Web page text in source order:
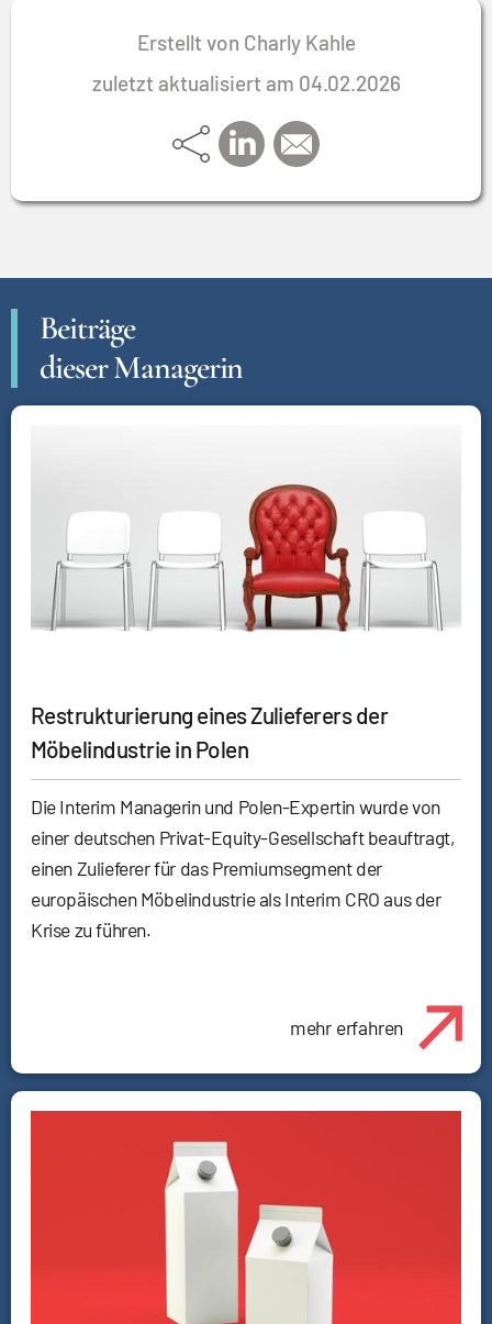
Erstellt von Charly Kahle
zuletzt aktualisiert am 04.02.2026
Beiträge
dieser Managerin
Restrukturierung eines Zulieferers der
Möbelindustrie in Polen
Die Interim Managerin und Polen-Expertin wurde von
einer deutschen Privat-Equity-Gesellschaft beauftragt,
einen Zulieferer für das Premiumsegment der
europäischen Möbelindustrie als Interim CRO aus der
Krise zu führen.
mehr erfahren